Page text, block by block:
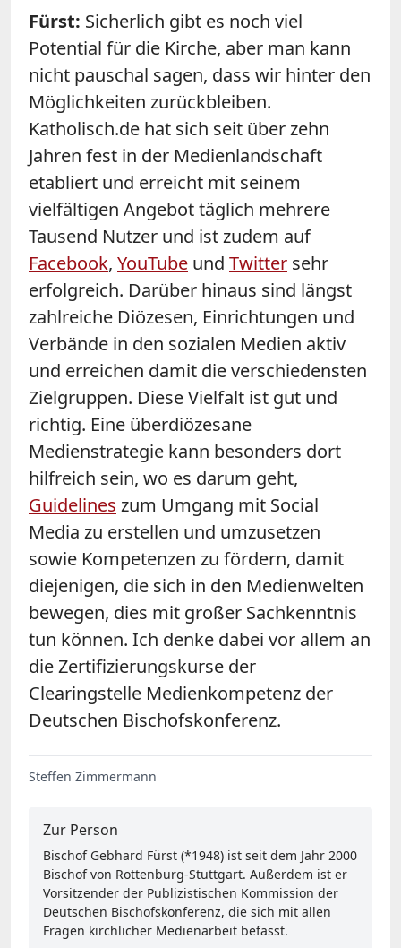
Fürst: Sicherlich gibt es noch viel
Potential für die Kirche, aber man kann
nicht pauschal sagen, dass wir hinter den
Möglichkeiten zurückbleiben.
Katholisch.de hat sich seit über zehn
Jahren fest in der Medienlandschaft
etabliert und erreicht mit seinem
vielfältigen Angebot täglich mehrere
Tausend Nutzer und ist zudem auf
Facebook, YouTube und Twitter sehr
erfolgreich. Darüber hinaus sind längst
zahlreiche Diözesen, Einrichtungen und
Verbände in den sozialen Medien aktiv
und erreichen damit die verschiedensten
Zielgruppen. Diese Vielfalt ist gut und
richtig. Eine überdiözesane
Medienstrategie kann besonders dort
hilfreich sein, wo es darum geht,
Guidelines zum Umgang mit Social
Media zu erstellen und umzusetzen
sowie Kompetenzen zu fördern, damit
diejenigen, die sich in den Medienwelten
bewegen, dies mit großer Sachkenntnis
tun können. Ich denke dabei vor allem an
die Zertifizierungskurse der
Clearingstelle Medienkompetenz der
Deutschen Bischofskonferenz.
Steffen Zimmermann
Zur Person
Bischof Gebhard Fürst (*1948) ist seit dem Jahr 2000
Bischof von Rottenburg-Stuttgart. Außerdem ist er
Vorsitzender der Publizistischen Kommission der
Deutschen Bischofskonferenz, die sich mit allen
Fragen kirchlicher Medienarbeit befasst.